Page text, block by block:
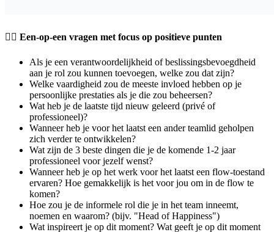
🧘‍♀️ Een-op-een vragen met focus op positieve punten
Als je een verantwoordelijkheid of beslissingsbevoegdheid
aan je rol zou kunnen toevoegen, welke zou dat zijn?
Welke vaardigheid zou de meeste invloed hebben op je
persoonlijke prestaties als je die zou beheersen?
Wat heb je de laatste tijd nieuw geleerd (privé of
professioneel)?
Wanneer heb je voor het laatst een ander teamlid geholpen
zich verder te ontwikkelen?
Wat zijn de 3 beste dingen die je de komende 1-2 jaar
professioneel voor jezelf wenst?
Wanneer heb je op het werk voor het laatst een flow-toestand
ervaren? Hoe gemakkelijk is het voor jou om in de flow te
komen?
Hoe zou je de informele rol die je in het team inneemt,
noemen en waarom? (bijv. "Head of Happiness")
Wat inspireert je op dit moment? Wat geeft je op dit moment